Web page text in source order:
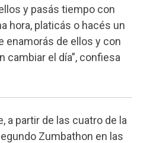
y pasás tiempo con
hora, platicás o hacés un
enamorás de ellos y con
cambiar el día”, confiesa
a partir de las cuatro de la
Zumbathon en las